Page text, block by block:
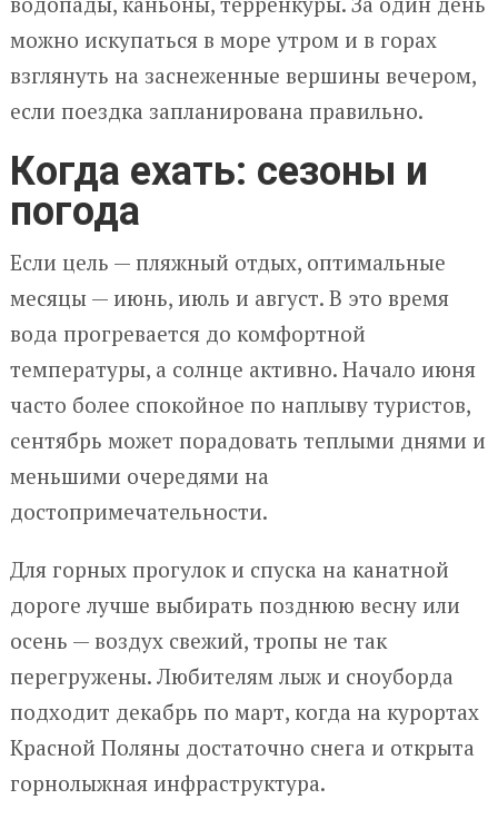
можно искупаться в море утром и в горах
взглянуть на заснеженные вершины вечером,
если поездка запланирована правильно.
Когда ехать: сезоны и
погода
Если цель — пляжный отдых, оптимальные
месяцы — июнь, июль и август. В это время
вода прогревается до комфортной
температуры, а солнце активно. Начало июня
часто более спокойное по наплыву туристов,
сентябрь может порадовать теплыми днями и
меньшими очередями на
достопримечательности.
Для горных прогулок и спуска на канатной
дороге лучше выбирать позднюю весну или
осень — воздух свежий, тропы не так
перегружены. Любителям лыж и сноуборда
подходит декабрь по март, когда на курортах
Красной Поляны достаточно снега и открыта
горнолыжная инфраструктура.